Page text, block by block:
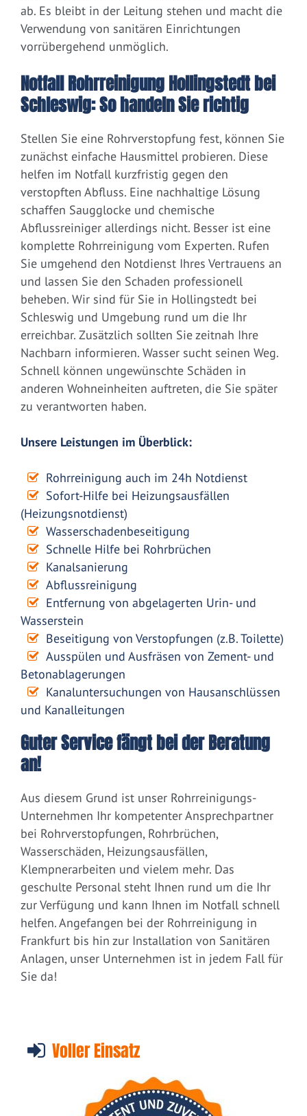
ab. Es bleibt in der Leitung stehen und macht die
Verwendung von sanitären Einrichtungen
vorrübergehend unmöglich.
Notfall Rohrreinigung Hollingstedt bei
Schleswig: So handeln Sie richtig
Stellen Sie eine Rohrverstopfung fest, können Sie
zunächst einfache Hausmittel probieren. Diese
helfen im Notfall kurzfristig gegen den
verstopften Abfluss. Eine nachhaltige Lösung
schaffen Saugglocke und chemische
Abflussreiniger allerdings nicht. Besser ist eine
komplette Rohrreinigung vom Experten. Rufen
Sie umgehend den Notdienst Ihres Vertrauens an
und lassen Sie den Schaden professionell
beheben. Wir sind für Sie in Hollingstedt bei
Schleswig und Umgebung rund um die Ihr
erreichbar. Zusätzlich sollten Sie zeitnah Ihre
Nachbarn informieren. Wasser sucht seinen Weg.
Schnell können ungewünschte Schäden in
anderen Wohneinheiten auftreten, die Sie später
zu verantworten haben.
Unsere Leistungen im Überblick:
Rohrreinigung auch im 24h Notdienst
Sofort-Hilfe bei Heizungsausfällen
(Heizungsnotdienst)
Wasserschadenbeseitigung
Schnelle Hilfe bei Rohrbrüchen
Kanalsanierung
Abflussreinigung
Entfernung von abgelagerten Urin- und
Wasserstein
Beseitigung von Verstopfungen (z.B. Toilette)
Ausspülen und Ausfräsen von Zement- und
Betonablagerungen
Kanaluntersuchungen von Hausanschlüssen
und Kanalleitungen
Guter Service fängt bei der Beratung
an!
Aus diesem Grund ist unser Rohrreinigungs-
Unternehmen Ihr kompetenter Ansprechpartner
bei Rohrverstopfungen, Rohrbrüchen,
Wasserschäden, Heizungsausfällen,
Klempnerarbeiten und vielem mehr. Das
geschulte Personal steht Ihnen rund um die Ihr
zur Verfügung und kann Ihnen im Notfall schnell
helfen. Angefangen bei der Rohrreinigung in
Frankfurt bis hin zur Installation von Sanitären
Anlagen, unser Unternehmen ist in jedem Fall für
Sie da!
Voller Einsatz